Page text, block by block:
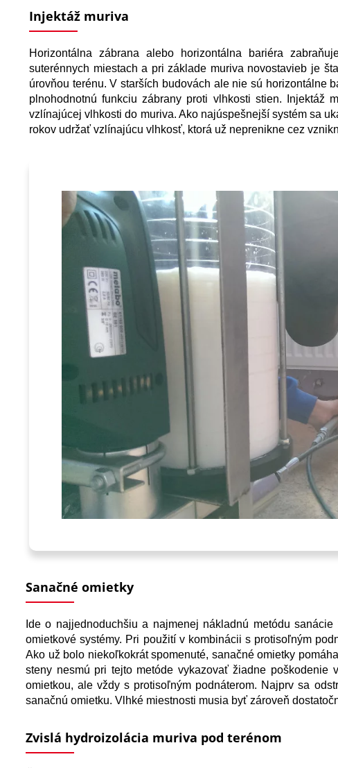
Injektáž muriva
Horizontálna zábrana alebo horizontálna bariéra
suterénnych miestach a pri základe muriva novostavieb je
úrovňou terénu. V starších budovách ale nie sú horizontálne
plnohodnotnú funkciu zábrany proti vlhkosti stien. Injektáž
vzlínajúcej vlhkosti do muriva. Ako najúspešnejší systém sa
rokov udržať vzlínajúcu vlhkosť, ktorá už neprenikne cez
Sanačné omietky
Ide o najjednoduchšiu a najmenej nákladnú metódu
omietkové systémy. Pri použití v kombinácii s protisoľným
Ako už bolo niekoľkokrát spomenuté, sanačné omietky
steny nesmú pri tejto metóde vykazovať žiadne
omietkou, ale vždy s protisoľným podnáterom. Najprv sa
sanačnú omietku. Vlhké miestnosti musia byť zároveň
Zvislá hydroizolácia muriva pod terénom